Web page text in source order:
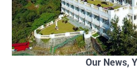
Our News,